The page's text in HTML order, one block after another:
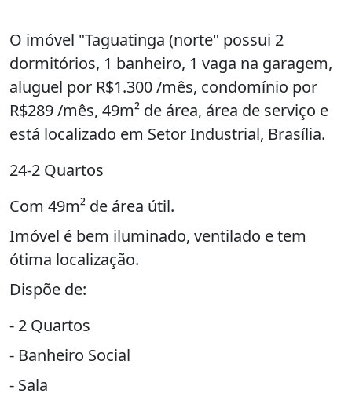
O imóvel "Taguatinga (norte" possui 2
dormitórios, 1 banheiro, 1 vaga na garagem,
aluguel por R$1.300 /mês, condomínio por
R$289 /mês, 49m² de área, área de serviço e
está localizado em Setor Industrial, Brasília.
24-2 Quartos
Com 49m² de área útil.
Imóvel é bem iluminado, ventilado e tem
ótima localização.
Dispõe de:
- 2 Quartos
- Banheiro Social
- Sala